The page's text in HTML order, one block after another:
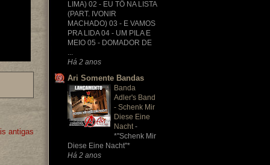
antigas
LIMA) 02 - EU TÔ NA LISTA
(PART. IVONIR
MACHADO) 03 - E VAMOS
PRA LIDA 04 - UM PILA E
MEIO 05 - DOMADOR DE
...
Há 2 anos
Ari Somente Bandas
Banda
Adler's Band
- Schenk Mir
Diese Eine
Nacht -
*''Schenk Mir
Diese Eine Nacht''*
Há 2 anos